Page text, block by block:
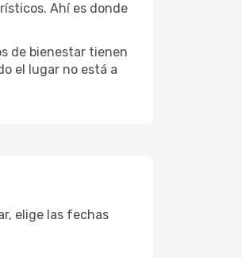
Ahí es donde
de bienestar tienen
el lugar no está a
elige las fechas